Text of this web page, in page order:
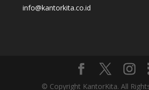
info@kantorkita.co.id
© Copyright KantorKita. All